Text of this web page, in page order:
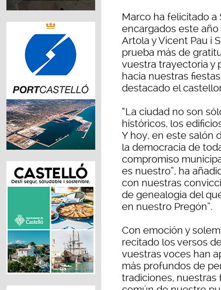
Marco ha felicitado a
encargados este año
Artola y Vicent Pau i
prueba más de
vuestra trayectoria y
hacia nuestras
destacado el
“La ciudad no son
históricos, los
Y hoy, en este salón
la democracia de
compromiso
es nuestro”, ha
con nuestras
de genealogía del
en nuestro Pregón”.
Con emoción y
recitado los versos
vuestras voces han
más profundos de
tradiciones, nuestras